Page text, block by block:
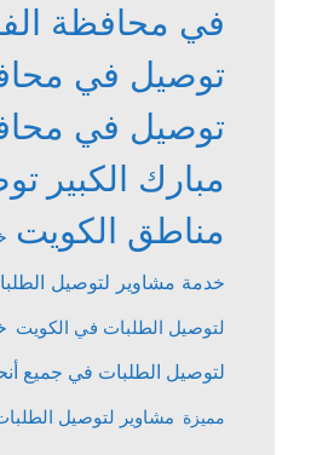
في محافظة
توصيل في
توصيل في
مبارك الكبير
مناطق الكويت
خدمة مشاوير لتوصيل
لتوصيل الطلبات في الكويت
لتوصيل الطلبات في جميع
مميزة مشاوير لتوصيل